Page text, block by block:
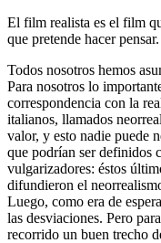
El film realista es el film
que pretende hacer pensar.
Todos nosotros hemos
Para nosotros lo
correspondencia con la
italianos, llamados
valor, y esto nadie puede
que podrían ser definidos
vulgarizadores: éstos
difundieron el
Luego, como era de
las desviaciones. Pero
recorrido un buen trecho